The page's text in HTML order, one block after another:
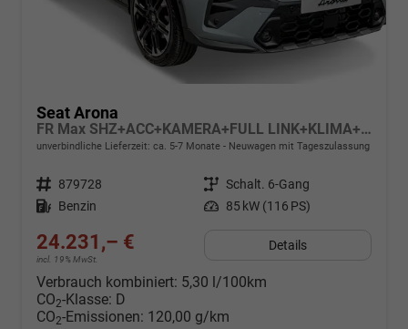
Seat Arona
FR Max SHZ+ACC+KAMERA+FULL LINK+KLIMA+KESSY+LED+16" ALU
unverbindliche Lieferzeit: ca. 5-7 Monate Neuwagen mit Tageszulassung
Fahrzeugnr. 879728 Getriebe Schalt. 6-Gang
Kraftstoff Benzin Leistung 85 kW (116 PS)
24.231,– €
incl. 19% MwSt.
Details
Verbrauch kombiniert: 5,30 l/100km
CO2-Klasse: D
CO2-Emissionen: 120,00 g/km